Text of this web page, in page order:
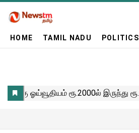
HOME TAMIL NADU POLITICS